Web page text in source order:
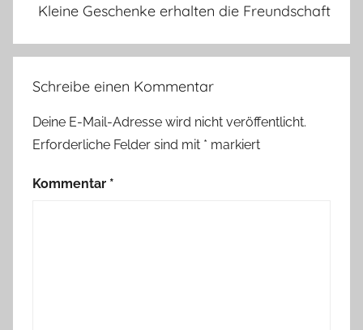
e
r
e
Kleine Geschenke erhalten die Freundschaft
Schreibe einen Kommentar
Deine E-Mail-Adresse wird nicht veröffentlicht.
Erforderliche Felder sind mit * markiert
Kommentar *